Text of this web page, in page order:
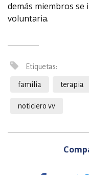
demás miembros se
voluntaria.
Etiquetas:
familia terapia
noticiero vv